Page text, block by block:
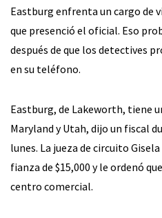
Eastburg enfrenta un cargo de
que presenció el oficial. Eso
después de que los detectives
en su teléfono.
Eastburg, de Lakeworth, tiene
Maryland y Utah, dijo un fiscal
lunes. La jueza de circuito
fianza de $15,000 y le ordenó
centro comercial.